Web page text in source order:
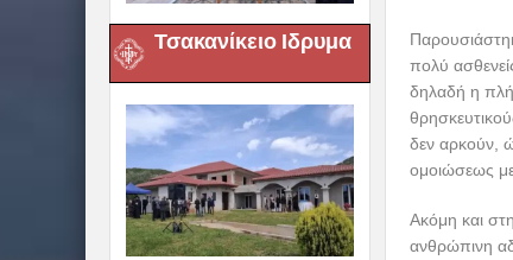
Τσακανίκειο Ιδρυμα
πολύ
δηλαδή η
δεν αρκούν,
ομοιώσεως
Ακόμη και
ανθρώπινη